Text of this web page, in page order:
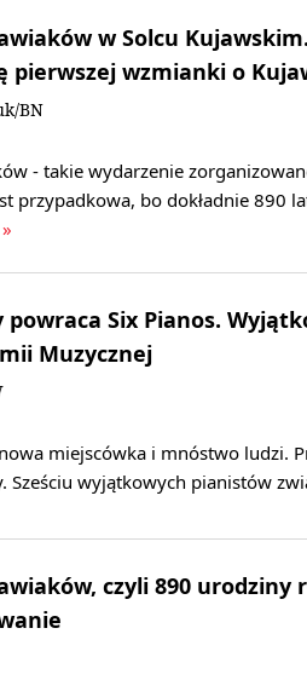
w Solcu
pierwszej wzmianki o
BN
- takie wydarzenie
przypadkowa, bo dokładnie 890
powraca Six Pianos.
Muzycznej
miejscówka i mnóstwo ludzi.
Sześciu wyjątkowych pianistów
czyli 890 urodziny